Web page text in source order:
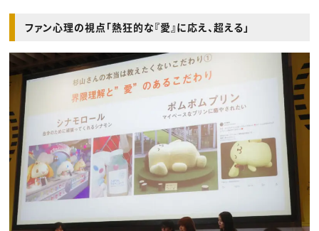
ファン心理の視点「熱狂的な『愛』に応え、超える」